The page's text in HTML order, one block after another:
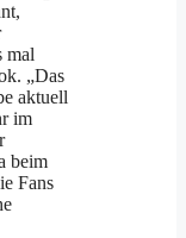
mal
„Das
aktuell
im
beim
Fans